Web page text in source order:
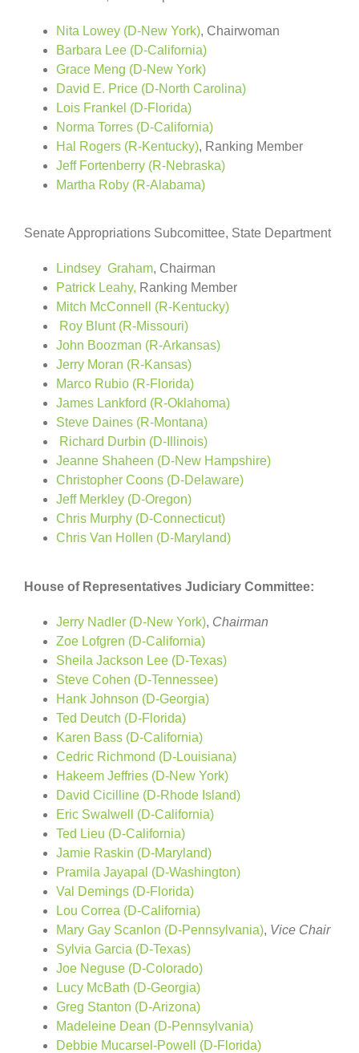
Nita Lowey (D-New York), Chairwoman
Barbara Lee (D-California)
Grace Meng (D-New York)
David E. Price (D-North Carolina)
Lois Frankel (D-Florida)
Norma Torres (D-California)
Hal Rogers (R-Kentucky), Ranking Member
Jeff Fortenberry (R-Nebraska)
Martha Roby (R-Alabama)
Senate Appropriations Subcomittee, State Department
Lindsey Graham, Chairman
Patrick Leahy, Ranking Member
Mitch McConnell (R-Kentucky)
Roy Blunt (R-Missouri)
John Boozman (R-Arkansas)
Jerry Moran (R-Kansas)
Marco Rubio (R-Florida)
James Lankford (R-Oklahoma)
Steve Daines (R-Montana)
Richard Durbin (D-Illinois)
Jeanne Shaheen (D-New Hampshire)
Christopher Coons (D-Delaware)
Jeff Merkley (D-Oregon)
Chris Murphy (D-Connecticut)
Chris Van Hollen (D-Maryland)
House of Representatives Judiciary Committee:
Jerry Nadler (D-New York), Chairman
Zoe Lofgren (D-California)
Sheila Jackson Lee (D-Texas)
Steve Cohen (D-Tennessee)
Hank Johnson (D-Georgia)
Ted Deutch (D-Florida)
Karen Bass (D-California)
Cedric Richmond (D-Louisiana)
Hakeem Jeffries (D-New York)
David Cicilline (D-Rhode Island)
Eric Swalwell (D-California)
Ted Lieu (D-California)
Jamie Raskin (D-Maryland)
Pramila Jayapal (D-Washington)
Val Demings (D-Florida)
Lou Correa (D-California)
Mary Gay Scanlon (D-Pennsylvania), Vice Chair
Sylvia Garcia (D-Texas)
Joe Neguse (D-Colorado)
Lucy McBath (D-Georgia)
Greg Stanton (D-Arizona)
Madeleine Dean (D-Pennsylvania)
Debbie Mucarsel-Powell (D-Florida)